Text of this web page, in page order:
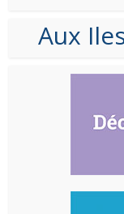
Aux